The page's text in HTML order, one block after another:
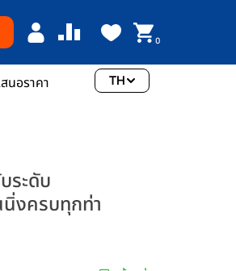
0
นอราคา TH
ระดับ
งครบทุกท่า